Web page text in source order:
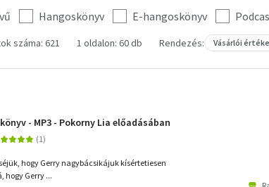
Hangoskönyv E-hangoskönyv
száma: 621 1 oldalon: 60 db Rendezés: Vásárlói
- MP3 - Pokorny Lia előadásában
hogy Gerry nagybácsikájuk kísértetiesen
hogy Gerry ...